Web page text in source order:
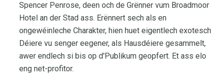
Spencer Penrose, deen och de Grënner vum Broadmoor
Hotel an der Stad ass. Erënnert sech als en
ongewéinleche Charakter, hien huet eigentlech exotesch
Déiere vu senger eegener, als Hausdéiere gesammelt,
awer endlech si bis op d'Publikum geopfert. Et ass elo
eng net-profitor.